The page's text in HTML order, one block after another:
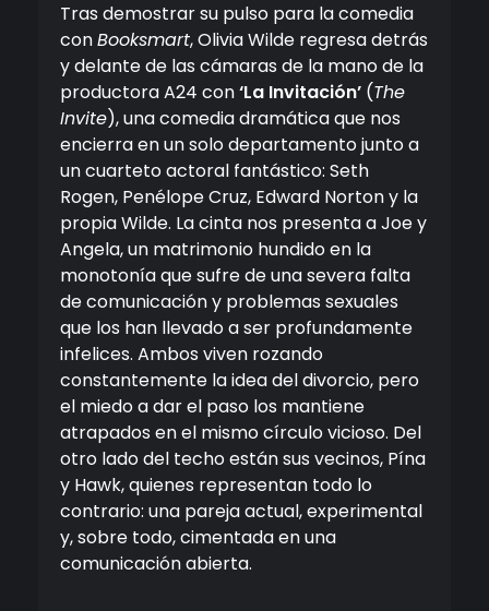
Tras demostrar su pulso para la comedia
conBooksmart, Olivia Wilde regresa detrás
y delante de las cámaras de la mano de la
productora A24 con‘La Invitación’ (The
Invite), una comedia dramática que nos
encierra en un solo departamento junto a
un cuarteto actoral fantástico: Seth
Rogen, Penélope Cruz, Edward Norton y la
propia Wilde. La cinta nos presenta a Joe y
Angela, un matrimonio hundido en la
monotonía que sufre de una severa falta
de comunicación y problemas sexuales
que los han llevado a ser profundamente
infelices. Ambos viven rozando
constantemente la idea del divorcio, pero
el miedo a dar el paso los mantiene
atrapados en el mismo círculo vicioso. Del
otro lado del techo están sus vecinos, Pína
y Hawk, quienes representan todo lo
contrario: una pareja actual, experimental
y, sobre todo, cimentada en una
comunicación abierta.